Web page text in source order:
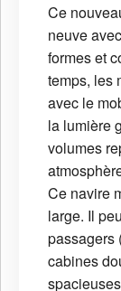
Ce
neuve
formes et
temps, les
avec le
la lumière
volumes
Ce navire
large. Il
passagers
cabines